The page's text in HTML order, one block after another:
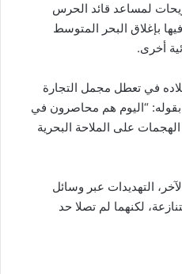
لمساعد قائد الحرس
بإغلاق البحر المتوسط
أخرى.
في تعطل مجمل التجارة
بقوله: “اليوم هم محاصرون في
على الملاحة البحرية
التهديدات عبر وسائل
لكنهما لم تصلا حد